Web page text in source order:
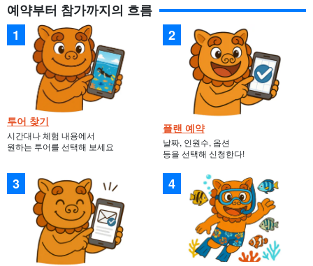
예약부터 참가까지의 흐름
투어 찾기
시간대나 체험 내용에서
원하는 투어를 선택해 보세요
플랜 예약
날짜, 인원수, 옵션
등을 선택해 신청한다!